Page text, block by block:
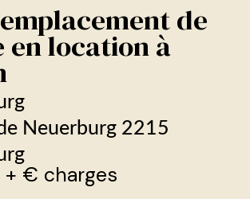
de
en location à
Neuerburg 2215
€ charges